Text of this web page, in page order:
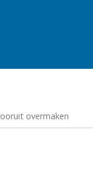
overmaken